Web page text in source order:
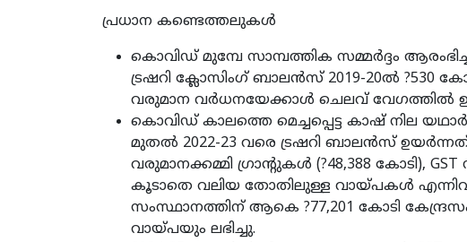
പ്രധാന കണ്ടെത്തലുകള്‍
കൊവിഡ് മുമ്പേ സാമ്പത്തിക സമ്മര്‍ദ്ദം
ട്രഷറി ക്ലോസിംഗ് ബാലന്‍സ് 2019-20ല്‍ ?530
വരുമാന വര്‍ധനയേക്കാള്‍ ചെലവ് വേഗത്തില്‍
കൊവിഡ് കാലത്തെ മെച്ചപ്പെട്ട കാഷ് നില
മുതല്‍ 2022-23 വരെ ട്രഷറി ബാലന്‍സ് ഉയര്‍ന്നത്
വരുമാനക്കമ്മി ഗ്രാന്റുകള്‍ (?48,388 കോടി),
കൂടാതെ വലിയ തോതിലുള്ള വായ്പകള്‍
സംസ്ഥാനത്തിന് ആകെ ?77,201 കോടി
വായ്പയും ലഭിച്ചു.